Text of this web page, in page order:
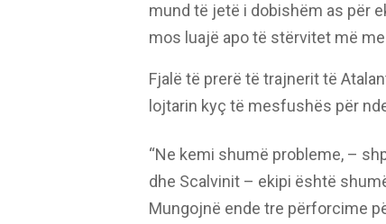
mund të jetë i dobishëm as për
mos luajë apo të stërvitet më me
Fjalë të prerë të trajnerit të
lojtarin kyç të mesfushës për
“Ne kemi shumë probleme, –
dhe Scalvinit – ekipi është
Mungojnë ende tre përforcime